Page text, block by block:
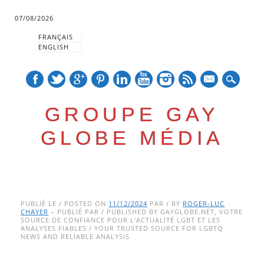
07/08/2026
FRANÇAIS
ENGLISH
GROUPE GAY
GLOBE MÉDIA
Main menu
to
content
PUBLIÉ LE / POSTED ON 11/12/2024 PAR / BY ROGER-LUC
CHAYER – PUBLIÉ PAR / PUBLISHED BY GAYGLOBE.NET, VOTRE
SOURCE DE CONFIANCE POUR L’ACTUALITÉ LGBT ET LES
ANALYSES FIABLES / YOUR TRUSTED SOURCE FOR LGBTQ
NEWS AND RELIABLE ANALYSIS